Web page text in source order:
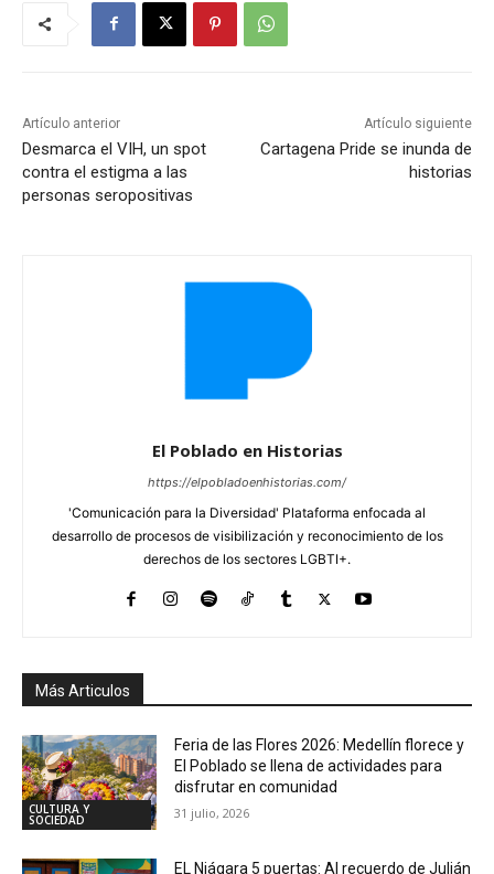
Artículo anterior
Desmarca el VIH, un spot
contra el estigma a las
personas seropositivas
Artículo siguiente
Cartagena Pride se inunda de
historias
El Poblado en Historias
https://elpobladoenhistorias.com/
'Comunicación para la Diversidad' Plataforma enfocada al
desarrollo de procesos de visibilización y reconocimiento de los
derechos de los sectores LGBTI+.
Más Articulos
CULTURA Y
SOCIEDAD
Feria de las Flores 2026: Medellín florece y
El Poblado se llena de actividades para
disfrutar en comunidad
31 julio, 2026
EL Niágara 5 puertas: Al recuerdo de Julián